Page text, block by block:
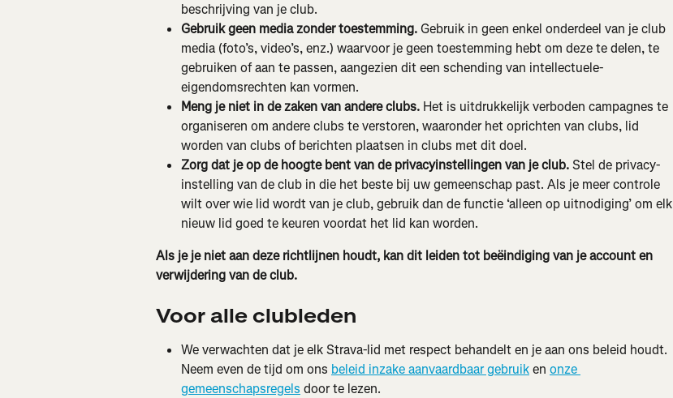
beschrijving van je club.
Gebruik geen media zonder toestemming. Gebruik in geen enkel onderdeel van je club
media (foto’s, video’s, enz.) waarvoor je geen toestemming hebt om deze te delen, te
gebruiken of aan te passen, aangezien dit een schending van intellectuele-
eigendomsrechten kan vormen.
Meng je niet in de zaken van andere clubs. Het is uitdrukkelijk verboden campagnes te
organiseren om andere clubs te verstoren, waaronder het oprichten van clubs, lid
worden van clubs of berichten plaatsen in clubs met dit doel.
Zorg dat je op de hoogte bent van de privacyinstellingen van je club. Stel de privacy-
instelling van de club in die het beste bij uw gemeenschap past. Als je meer controle
wilt over wie lid wordt van je club, gebruik dan de functie ‘alleen op uitnodiging’ om elk
nieuw lid goed te keuren voordat het lid kan worden.
Als je je niet aan deze richtlijnen houdt, kan dit leiden tot beëindiging van je account en
verwijdering van de club.
Voor alle clubleden
We verwachten dat je elk Strava-lid met respect behandelt en je aan ons beleid houdt.
Neem even de tijd om ons beleid inzake aanvaardbaar gebruik en onze
gemeenschapsregels door te lezen.